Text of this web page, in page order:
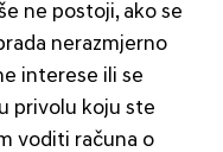
ne postoji, ako se
nerazmjerno
interese ili se
privolu koju ste
voditi računa o